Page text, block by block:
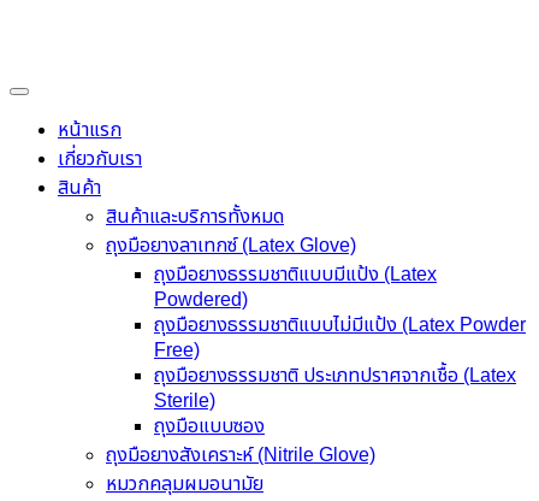
หน้าแรก
เกี่ยวกับเรา
สินค้า
สินค้าและบริการทั้งหมด
ถุงมือยางลาเทกซ์ (Latex Glove)
ถุงมือยางธรรมชาติแบบมีแป้ง (Latex
Powdered)
ถุงมือยางธรรมชาติแบบไม่มีแป้ง (Latex Powder
Free)
ถุงมือยางธรรมชาติ ประเภทปราศจากเชื้อ (Latex
Sterile)
ถุงมือแบบซอง
ถุงมือยางสังเคราะห์ (Nitrile Glove)
หมวกคลุมผมอนามัย